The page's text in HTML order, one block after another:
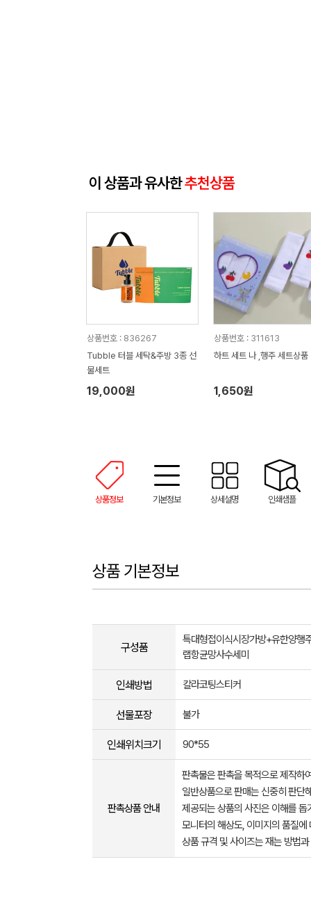
이 상품과 유사한추천상품
상품번호 : 836267
Tubble 터블 세탁&주방 3종 선
물세트
19,000원
상품번호 : 311613
하트 세트 나 ,행주 세트상품
1,650원
상품정보 기본정보 상세설명 인쇄샘플
상품 기본정보
구성품
특대형접이식시장가방+유한양행
랩항균망사수세미
인쇄방법 칼라코팅스티커
선물포장 불가
인쇄위치크기 90*55
판촉상품 안내
판촉물은 판촉을 목적으로 제작하
일반상품으로 판매는 신중히 판단
제공되는 상품의 사진은 이해를
모니터의 해상도, 이미지의 품질
상품 규격 및 사이즈는 재는 방법